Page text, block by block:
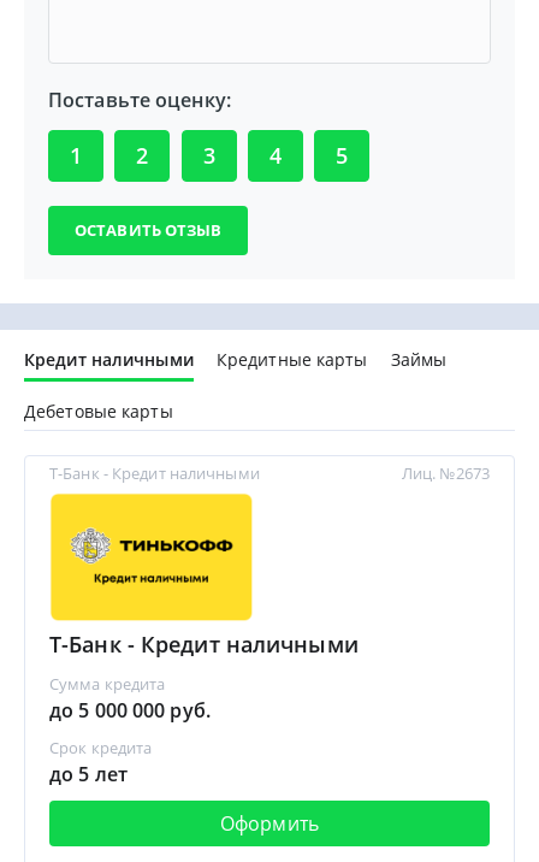
Поставьте оценку:
1 2 3 4 5
Кредит наличными Кредитные карты Займы
Дебетовые карты
Т-Банк - Кредит наличными
Т-Банк - Кредит наличными
Сумма кредита
до 5 000 000 руб.
Срок кредита
до 5 лет
Оформить
Лиц. №2673